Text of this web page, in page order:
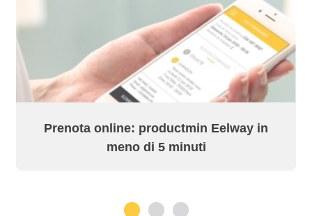
Prenota online: productmin Eelway in
meno di 5 minuti